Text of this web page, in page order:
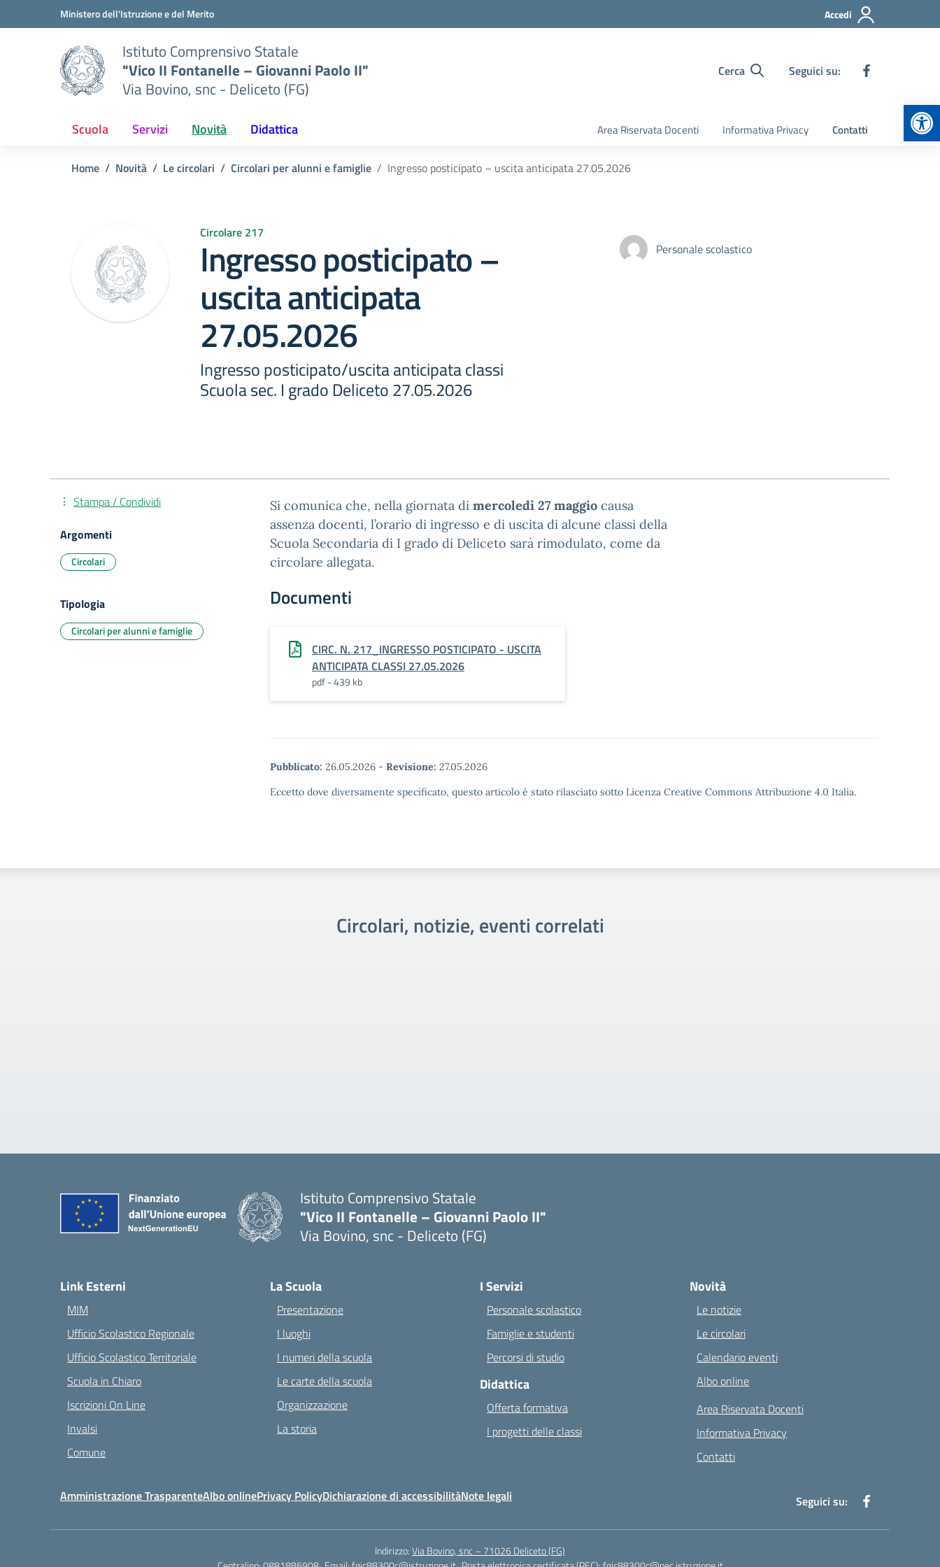
Vai ai contenuti
Vai al menu di navigazioneMinistero dell'Istruzione e del Merito Accedi
Istituto Comprensivo Statale
"Vico II Fontanelle – Giovanni Paolo II"
Via Bovino, snc - Deliceto (FG)
Cerca Seguici su:
Scuola Servizi Novità Didattica Area Riservata Docenti Informativa Privacy Contatti
Home Novità Le circolari Circolari per alunni e famiglie Ingresso posticipato – uscita anticipata 27.05.2026
Circolare 217
Ingresso posticipato –
uscita anticipata
27.05.2026
Ingresso posticipato/uscita anticipata classi
Scuola sec. I grado Deliceto 27.05.2026
Personale scolastico
Si comunica che, nella giornata di mercoledì 27 maggio causa
assenza docenti, l’orario di ingresso e di uscita di alcune classi della
Scuola Secondaria di I grado di Deliceto sarà rimodulato, come da
circolare allegata.
Documenti
CIRC. N. 217_INGRESSO POSTICIPATO - USCITA
ANTICIPATA CLASSI 27.05.2026
pdf - 439 kb
Pubblicato: 26.05.2026 - Revisione: 27.05.2026
Eccetto dove diversamente specificato, questo articolo è stato rilasciato sotto Licenza Creative Commons Attribuzione 4.0 Italia.
Stampa / Condividi
Argomenti
Circolari
Tipologia
Circolari per alunni e famiglie
Circolari, notizie, eventi correlati
Istituto Comprensivo Statale
"Vico II Fontanelle – Giovanni Paolo II"
Via Bovino, snc - Deliceto (FG)
Link Esterni
MIM
Ufficio Scolastico Regionale
Ufficio Scolastico Territoriale
Scuola in Chiaro
Iscrizioni On Line
Invalsi
Comune
La Scuola
Presentazione
I luoghi
I numeri della scuola
Le carte della scuola
Organizzazione
La storia
I Servizi
Personale scolastico
Famiglie e studenti
Percorsi di studio
Didattica
Offerta formativa
I progetti delle classi
Novità
Le notizie
Le circolari
Calendario eventi
Albo online
Area Riservata Docenti
Informativa Privacy
Contatti
Amministrazione TrasparenteAlbo onlinePrivacy PolicyDichiarazione di accessibilitàNote legali Seguici su:
Indirizzo:Via Bovino, snc – 71026 Deliceto (FG)